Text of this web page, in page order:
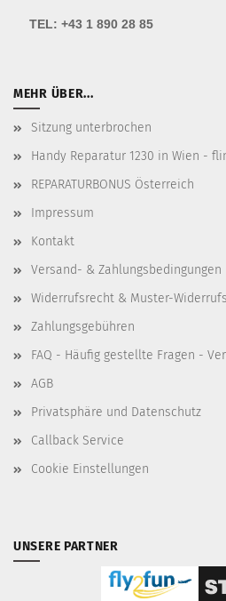
TEL: +43 1 890 28 85
MEHR ÜBER...
Sitzung unterbrochen
Handy Reparatur 1230 in Wien -
REPARATURBONUS Österreich
Impressum
Kontakt
Versand- & Zahlungsbedingungen
Widerrufsrecht & Muster-
Zahlungsgebühren
FAQ - Häufig gestellte Fragen -
AGB
Privatsphäre und Datenschutz
Callback Service
Cookie Einstellungen
UNSERE PARTNER